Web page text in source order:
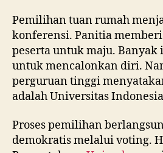
Pemilihan tuan rumah
konferensi. Panitia
peserta untuk maju. Banyak
untuk mencalonkan diri.
perguruan tinggi
adalah Universitas
Proses pemilihan
demokratis melalui voting.